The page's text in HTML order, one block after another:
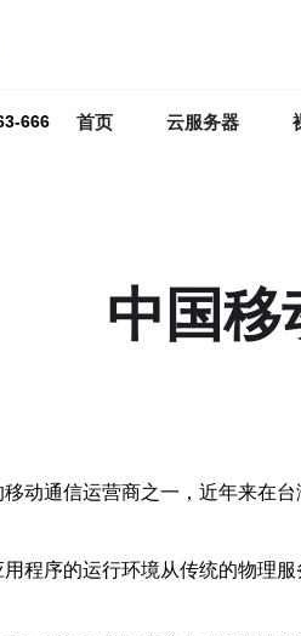
666 首页 云服务器
中国移
动通信运营商之一，近年来在
程序的运行环境从传统的物理